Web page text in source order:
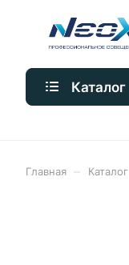
Каталог
Главная Каталог